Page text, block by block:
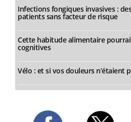
Infections fongiques invasives :
patients sans facteur de risque
Cette habitude alimentaire
cognitives
Vélo : et si vos douleurs n’étaient